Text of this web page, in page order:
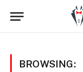
BROWSING: